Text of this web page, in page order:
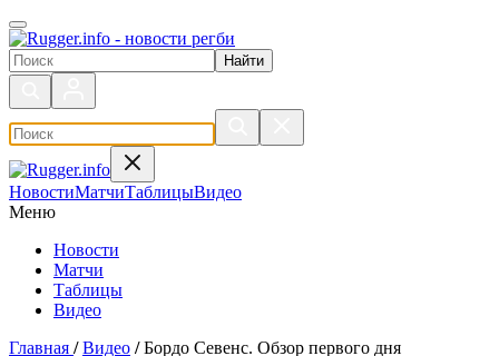
Поиск по сайту
НовостиМатчиТаблицыВидео
Меню
Новости
Матчи
Таблицы
Видео
Главная / Видео / Бордо Севенс. Обзор первого дня